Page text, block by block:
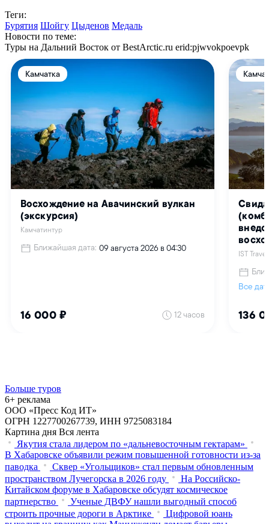
Теги:
Бурятия Шойгу Цыденов Медаль
Новости по теме:
Туры на Дальний Восток от BestArctic.ru erid:pjwvokpoevpk
Больше туров
6+ реклама
ООО «Пресс Код ИТ»
ОГРН 1227700267739, ИНН 9725083184
Картина дня Вся лента
Якутия стала лидером по «дальневосточным гектарам»
В Хабаровске объявили режим повышенной готовности из‑за
паводка
Сквер «Угольщиков» стал первым обновленным
пространством Лучегорска в 2026 году
На Российско-
Китайском форуме в Хабаровске обсудят космическое
партнерство
Ученые ДВФУ нашли выгодный способ
строить прочные дороги в Арктике
Цифровой юань